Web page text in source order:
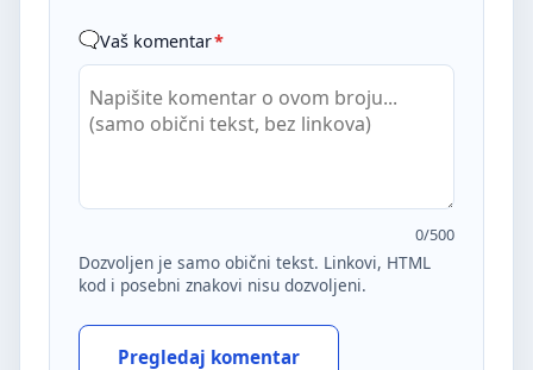
Vaš komentar*
0/500
Dozvoljen je samo obični tekst. Linkovi, HTML
kod i posebni znakovi nisu dozvoljeni.
Pregledaj komentar